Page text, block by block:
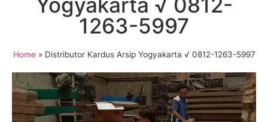
1263-5997
Home» Distributor Kardus Arsip Yogyakarta √ 0812-1263-5997